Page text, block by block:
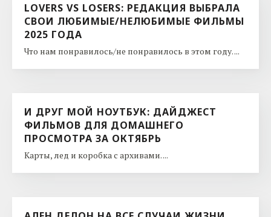
LOVERS VS LOSERS: РЕДАКЦИЯ ВЫБРАЛА
СВОИ ЛЮБИМЫЕ/НЕЛЮБИМЫЕ ФИЛЬМЫ
2025 ГОДА
Что нам понравилось/не понравилось в этом году. ...
И ДРУГ МОЙ НОУТБУК: ДАЙДЖЕСТ
ФИЛЬМОВ ДЛЯ ДОМАШНЕГО
ПРОСМОТРА ЗА ОКТЯБРЬ
Карты, лед и коробка с архивами. ...